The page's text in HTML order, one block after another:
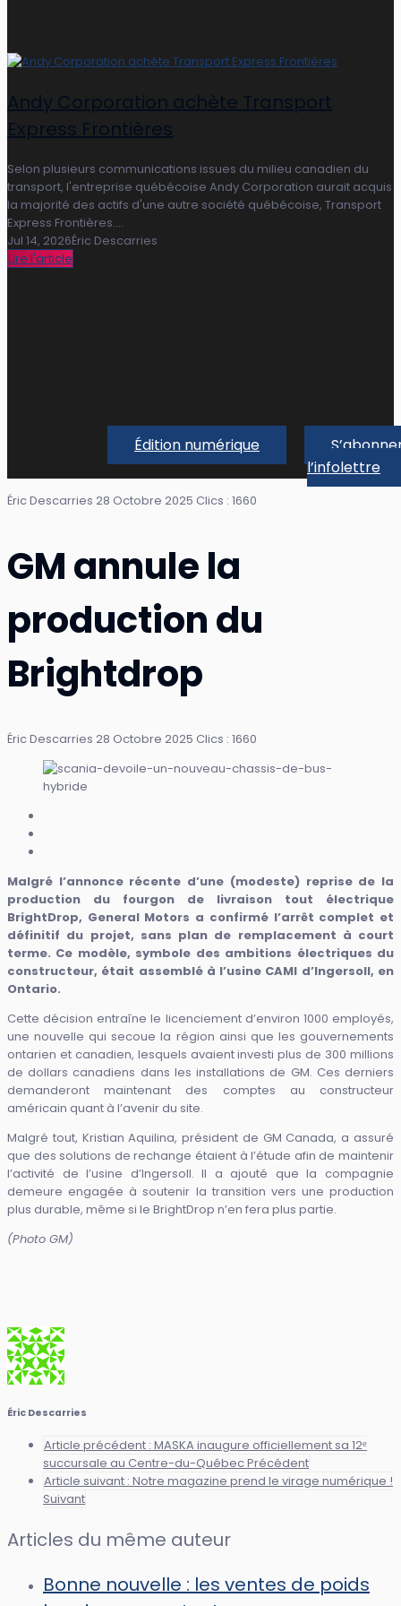
Andy Corporation achète Transport
Express Frontières
Selon plusieurs communications issues du milieu canadien du
transport, l'entreprise québécoise Andy Corporation aurait acquis
la majorité des actifs d'une autre société québécoise, Transport
Express Frontières....
Jul 14, 2026Éric Descarries
Lire l'article
Édition numérique
l’infolettre
Éric Descarries 28 Octobre 2025 Clics : 1660
GM annule la
production du
Brightdrop
Éric Descarries 28 Octobre 2025 Clics : 1660
Malgré l’annonce récente d’une (modeste) reprise de la
production du fourgon de livraison tout électrique
BrightDrop, General Motors a confirmé l’arrêt complet et
définitif du projet, sans plan de remplacement à court
terme. Ce modèle, symbole des ambitions électriques du
constructeur, était assemblé à l’usine CAMI d’Ingersoll, en
Ontario.
Cette décision entraîne le licenciement d’environ 1000 employés,
une nouvelle qui secoue la région ainsi que les gouvernements
ontarien et canadien, lesquels avaient investi plus de 300 millions
de dollars canadiens dans les installations de GM. Ces derniers
demanderont maintenant des comptes au constructeur
américain quant à l’avenir du site.
Malgré tout, Kristian Aquilina, président de GM Canada, a assuré
que des solutions de rechange étaient à l’étude afin de maintenir
l’activité de l’usine d’Ingersoll. Il a ajouté que la compagnie
demeure engagée à soutenir la transition vers une production
plus durable, même si le BrightDrop n’en fera plus partie.
(Photo GM)
Éric Descarries
Article précédent : MASKA inaugure officiellement sa 12ᵉ
succursale au Centre-du-QuébecPrécédent
Article suivant : Notre magazine prend le virage numérique !
Suivant
Articles du même auteur
Bonne nouvelle : les ventes de poids